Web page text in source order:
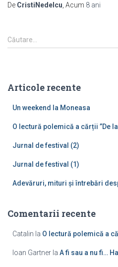
De CristiNedelcu , Acum 8 ani
C
a
d
Căutare…
Articole recente
Un weekend la Moneasa
O lectură polemică a cărții ”De
Jurnal de festival (2)
Jurnal de festival (1)
Adevăruri, mituri și întrebări
Comentarii recente
Catalin la O lectură polemică a
Ioan Gartner la A fi sau a nu fi…